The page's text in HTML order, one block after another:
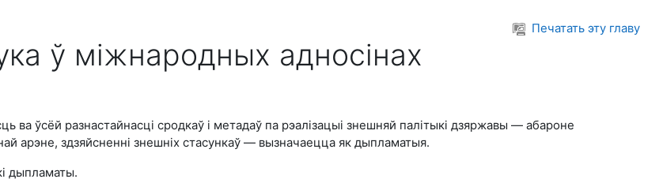
Печатать эту главу
ў міжнародных адносінах
ва ўсёй разнастайнасці сродкаў і метадаў па рэалізацыі знешняй палітыкі дзяржавы — абароне
арэне, здзяйсненні знешніх стасункаў — вызначаецца як дыпламатыя.
дыпламаты.